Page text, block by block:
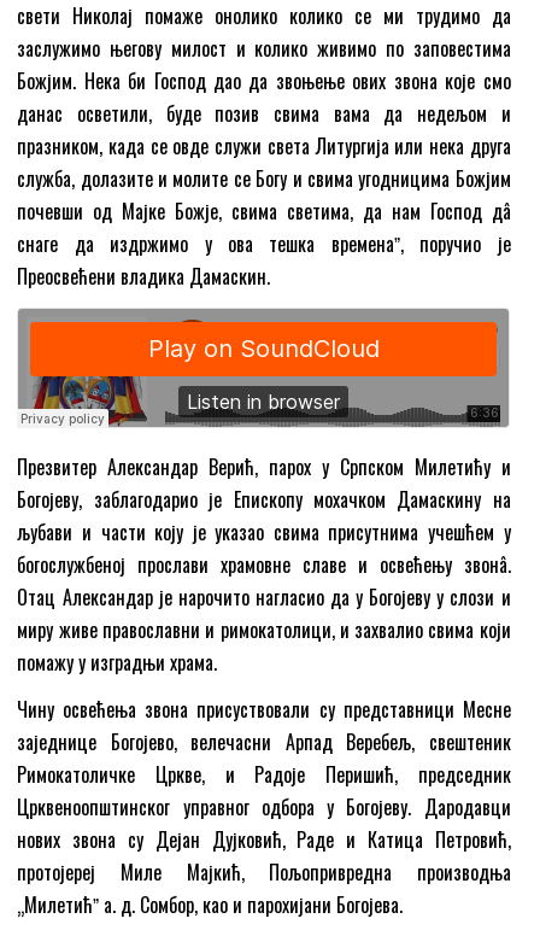
свети Николај помаже онолико колико се ми трудимо да
заслужимо његову милост и колико живимо по заповестима
Божјим. Нека би Господ дао да звоњење ових звона које смо
данас осветили, буде позив свима вама да недељом и
празником, када се овде служи света Литургија или нека друга
служба, долазите и молите се Богу и свима угодницима Божјим
почевши од Мајке Божје, свима светима, да нам Господ дâ
снаге да издржимо у ова тешка временаˮ, поручио је
Преосвећени владика Дамаскин.
Презвитер Александар Верић, парох у Српском Милетићу и
Богојеву, заблагодарио је Епископу мохачком Дамаскину на
љубави и части коју је указао свима присутнима учешћем у
богослужбеној прослави храмовне славе и освећењу звонâ.
Отац Александар је нарочито нагласио да у Богојеву у слози и
миру живе православни и римокатолици, и захвалио свима који
помажу у изградњи храма.
Чину освећења звона присуствовали су представници Месне
заједнице Богојево, велечасни Арпад Веребељ, свештеник
Римокатоличке Цркве, и Радоје Перишић, председник
Црквеноопштинског управног одбора у Богојеву. Дародавци
нових звона су Дејан Дујковић, Раде и Катица Петровић,
протојереј Миле Мајкић, Пољопривредна производња
„Милетићˮ а. д. Сомбор, као и парохијани Богојева.